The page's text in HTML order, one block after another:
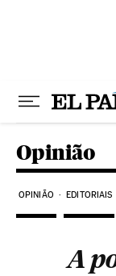
Opinião
OPINIÃO EDITORIAIS
A